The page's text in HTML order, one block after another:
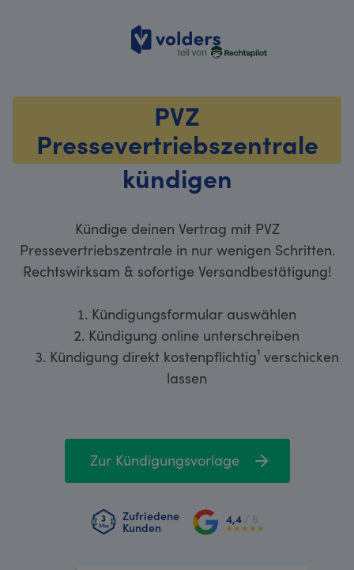
volders
PVZ
Pressevertriebszentrale
kündigen
Kündige deinen Vertrag mit PVZ
Pressevertriebszentrale in nur wenigen Schritten.
Rechtswirksam & sofortige Versandbestätigung!
Kündigungsformular auswählen
Kündigung online unterschreiben
Kündigung direkt kostenpflichtig¹ verschicken
lassen
Zur Kündigungsvorlage
Zufriedene
Kunden
4,4 / 5